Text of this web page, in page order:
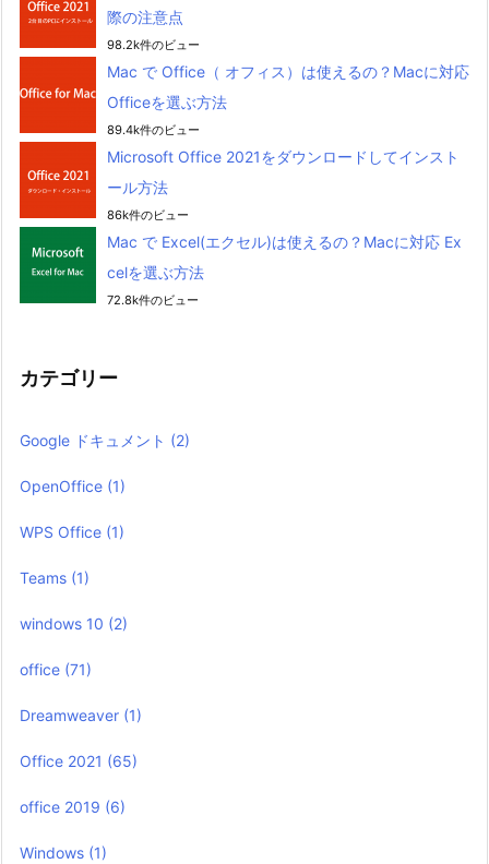
際の注意点
98.2k件のビュー
Mac で Office（ オフィス）は使えるの？Macに対応
Officeを選ぶ方法
89.4k件のビュー
Microsoft Office 2021をダウンロードしてインスト
ール方法
86k件のビュー
Mac で Excel(エクセル)は使えるの？Macに対応 Ex
celを選ぶ方法
72.8k件のビュー
カテゴリー
Google ドキュメント (2)
OpenOffice (1)
WPS Office (1)
Teams (1)
windows 10 (2)
office (71)
Dreamweaver (1)
Office 2021 (65)
office 2019 (6)
Windows (1)